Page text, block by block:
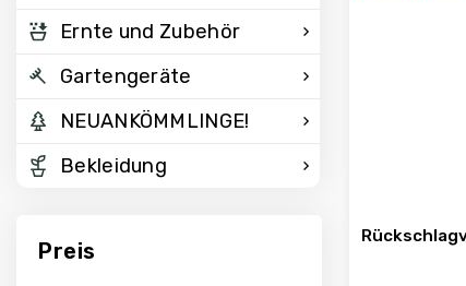
Ernte und Zubehör
Gartengeräte
NEUANKÖMMLINGE!
Bekleidung
Preis